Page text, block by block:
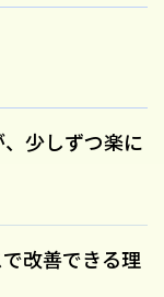
少しずつ楽に
改善できる理